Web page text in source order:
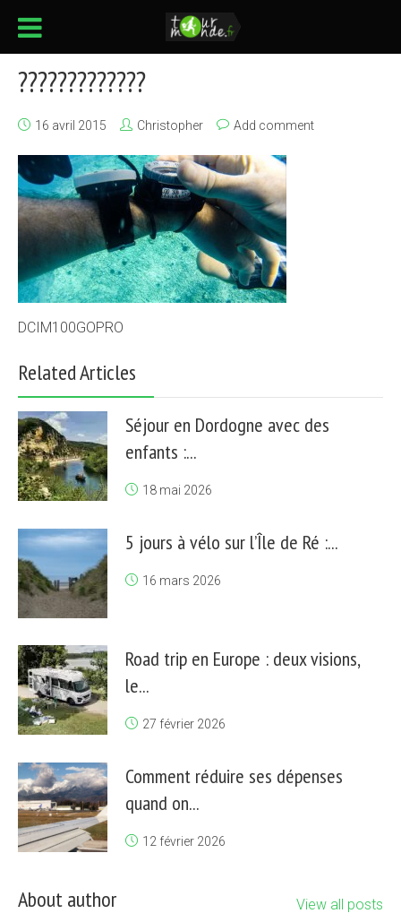
?????????????
16 avril 2015 Christopher Add comment
DCIM100GOPRO
Related Articles
Séjour en Dordogne avec des
enfants :...
18 mai 2026
5 jours à vélo sur l’Île de Ré :...
16 mars 2026
Road trip en Europe : deux visions,
le...
27 février 2026
Comment réduire ses dépenses
quand on...
12 février 2026
About author View all posts